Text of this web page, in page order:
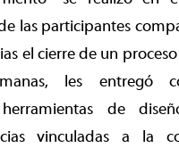
las participantes
el cierre de un
les entregó
herramientas de
vinculadas a la